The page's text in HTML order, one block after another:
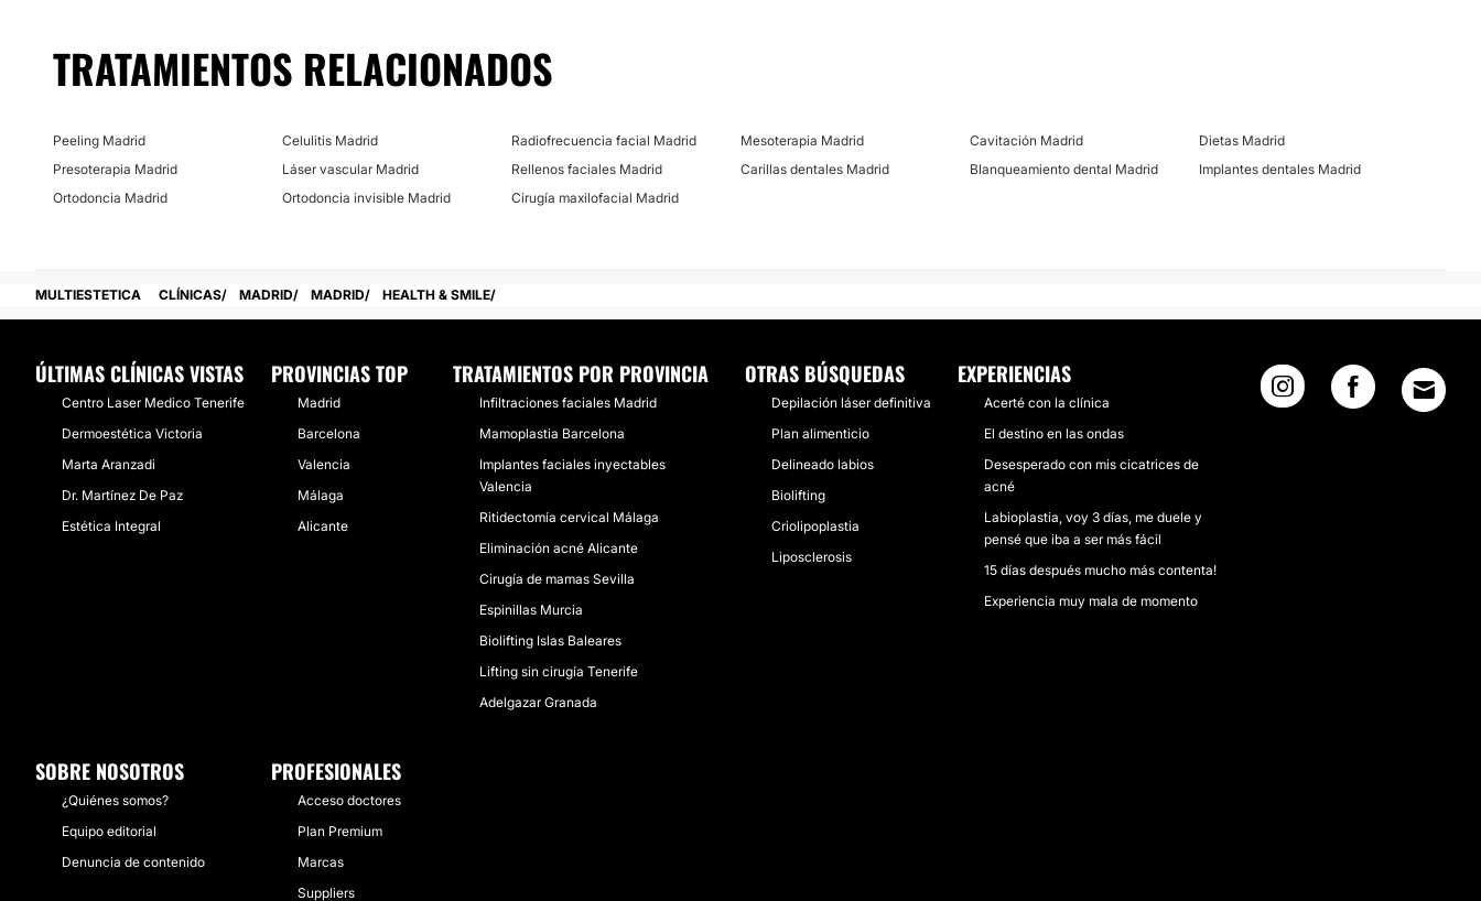
No
No
TRATAMIENTOS RELACIONADOS
Peeling Madrid Celulitis Madrid Radiofrecuencia facial Madrid Mesoterapia Madrid Cavitación Madrid
Dietas Madrid
Presoterapia Madrid
Láser vascular Madrid Rellenos faciales Madrid Carillas dentales Madrid Blanqueamiento dental Madrid
Implantes dentales Madrid
Ortodoncia Madrid
Ortodoncia invisible Madrid Cirugía maxilofacial Madrid
MULTIESTETICA CLÍNICAS MADRID MADRID HEALTH & SMILE
ÚLTIMAS CLÍNICAS VISTAS
Centro Laser Medico Tenerife
Dermoestética Victoria
Marta Aranzadi
Dr. Martínez De Paz
Estética Integral
PROVINCIAS TOP
Madrid
Barcelona
Valencia
Málaga
Alicante
TRATAMIENTOS POR PROVINCIA
Infiltraciones faciales Madrid
Mamoplastia Barcelona
Implantes faciales inyectables
Valencia
Ritidectomía cervical Málaga
Eliminación acné Alicante
Cirugía de mamas Sevilla
Espinillas Murcia
Biolifting Islas Baleares
Lifting sin cirugía Tenerife
Adelgazar Granada
OTRAS BÚSQUEDAS
Depilación láser definitiva
Plan alimenticio
Delineado labios
Biolifting
Criolipoplastia
Liposclerosis
EXPERIENCIAS
Acerté con la clínica
El destino en las ondas
Desesperado con mis cicatrices de
acné
Labioplastia, voy 3 días, me duele y
pensé que iba a ser más fácil
15 días después mucho más contenta!
Experiencia muy mala de momento
SOBRE NOSOTROS
¿Quiénes somos?
Equipo editorial
Denuncia de contenido
PROFESIONALES
Acceso doctores
Plan Premium
Marcas
Suppliers